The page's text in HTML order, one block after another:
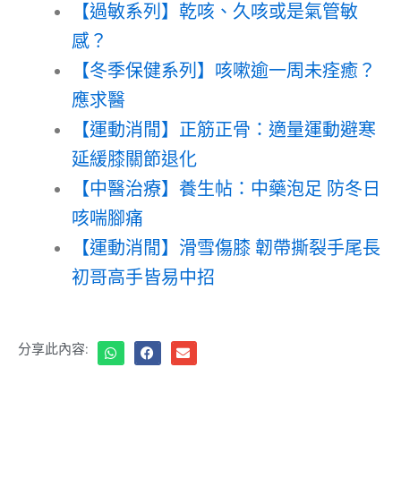
【過敏系列】乾咳、久咳或是氣管敏
感？
【冬季保健系列】咳嗽逾一周未痊癒？
應求醫
【運動消閒】正筋正骨：適量運動避寒
延緩膝關節退化
【中醫治療】養生帖：中藥泡足 防冬日
咳喘腳痛
【運動消閒】滑雪傷膝 韌帶撕裂手尾長
初哥高手皆易中招
分享此內容: